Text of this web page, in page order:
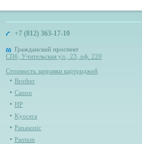
+7 (812) 363-17-10
Гражданский проспект
СПб, Учительская ул., 23, оф. 220
Стоимость заправки картриджей
Brother
Canon
HP
Kyocera
Panasonic
Pantum